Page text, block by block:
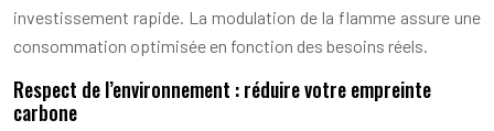
investissement rapide. La modulation de la flamme assure une
consommation optimisée en fonction des besoins réels.
Respect de l’environnement : réduire votre empreinte
carbone